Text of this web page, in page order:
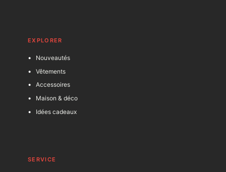
EXPLORER
Nouveautés
Vêtements
Accessoires
Maison & déco
Idées cadeaux
SERVICE